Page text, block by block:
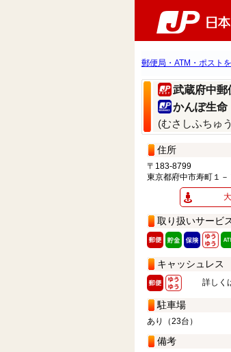
郵便局・ATM・ポスト
武蔵府中郵
かんぽ生
(むさしふちゅ
住所
〒183-8799
東京都府中市寿町１－
取り扱いサービ
キャッシュレス
詳しく
駐車場
あり（23台）
備考